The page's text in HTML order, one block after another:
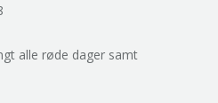
alle røde dager samt